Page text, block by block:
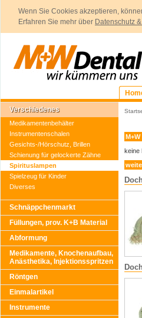
Wenn Sie Cookies akzeptieren,
Erfahren Sie mehr über Datenschutz
Verschiedenes
Medikamentenbehälter
Instrumentenschalen
Gesichts-/Hörschutz, Brillen
Schienung für gelockerte Zähne
Spirituslampen
Spielzeug für Kinder
Diverses
Schnäppchenmarkt
Füllungen, prov. K+B Material
Abformung
Medikamente, Knochenaufbau,
Anästhetika, Injektionsspritzen
Röntgen
Einmalartikel
Instrumente
keine